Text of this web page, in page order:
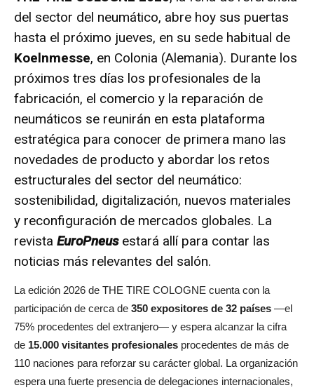
del sector del neumático, abre hoy sus puertas
hasta el próximo jueves, en su sede habitual de
Koelnmesse, en Colonia (Alemania). Durante los
próximos tres días los profesionales de la
fabricación, el comercio y la reparación de
neumáticos se reunirán en esta plataforma
estratégica para conocer de primera mano las
novedades de producto y abordar los retos
estructurales del sector del neumático:
sostenibilidad, digitalización, nuevos materiales
y reconfiguración de mercados globales. La
revista EuroPneusestará allí para contar las
noticias más relevantes del salón.
La edición 2026 de THE TIRE COLOGNE cuenta con la
participación de cerca de 350 expositores de 32 países —el
75% procedentes del extranjero— y espera alcanzar la cifra
de 15.000 visitantes profesionales procedentes de más de
110 naciones para reforzar su carácter global. La organización
espera una fuerte presencia de delegaciones internacionales,